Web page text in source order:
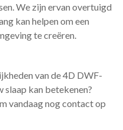
We zijn ervan overtuigd
kan helpen om een
te creëren.
van de 4D DWF-
slaap kan betekenen?
vandaag nog contact op